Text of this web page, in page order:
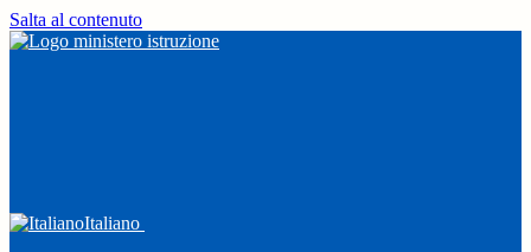
Salta al contenuto
Italiano